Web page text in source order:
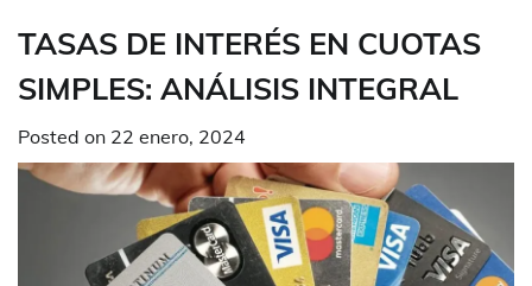
TASAS DE INTERÉS EN CUOTAS
SIMPLES: ANÁLISIS INTEGRAL
Posted on 22 enero, 2024